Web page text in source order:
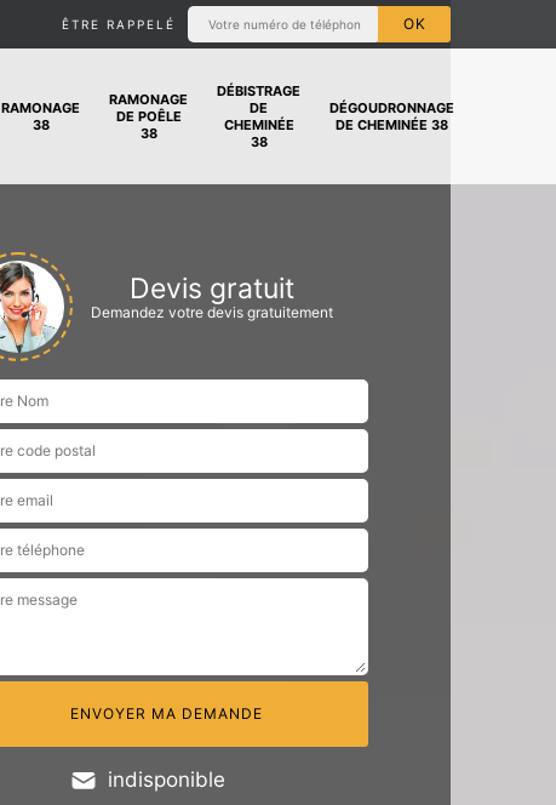
ÊTRE RAPPELÉ
RAMONAGE
38
RAMONAGE
DE POÊLE
38
DÉBISTRAGE
DE
CHEMINÉE
38
DÉGOUDRONNAGE
DE CHEMINÉE 38
Devis gratuit
Demandez votre devis gratuitement
indisponible